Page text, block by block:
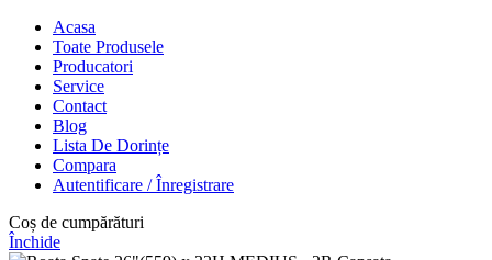
Acasa
Toate Produsele
Producatori
Service
Contact
Blog
Lista De Dorințe
Compara
Autentificare / Înregistrare
Coș de cumpărături
Închide